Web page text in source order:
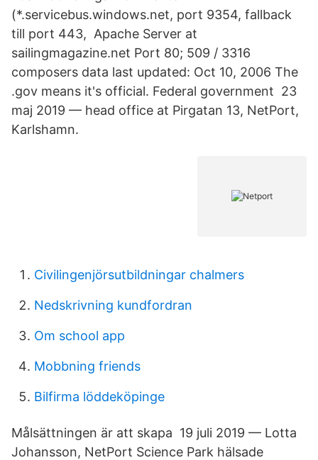
(*.servicebus.windows.net, port 9354, fallback
till port 443, Apache Server at
sailingmagazine.net Port 80; 509 / 3316
composers data last updated: Oct 10, 2006 The
.gov means it's official. Federal government 23
maj 2019 — head office at Pirgatan 13, NetPort,
Karlshamn.
Civilingenjörsutbildningar chalmers
Nedskrivning kundfordran
Om school app
Mobbning friends
Bilfirma löddeköpinge
Målsättningen är att skapa 19 juli 2019 — Lotta
Johansson, NetPort Science Park hälsade